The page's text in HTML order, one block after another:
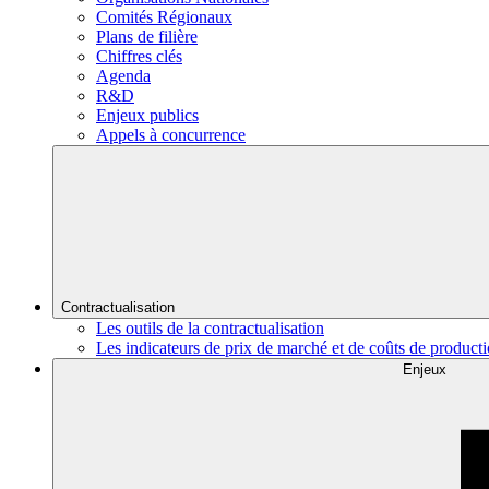
Comités Régionaux
Plans de filière
Chiffres clés
Agenda
R&D
Enjeux publics
Appels à concurrence
Contractualisation
Les outils de la contractualisation
Les indicateurs de prix de marché et de coûts de
Enjeux